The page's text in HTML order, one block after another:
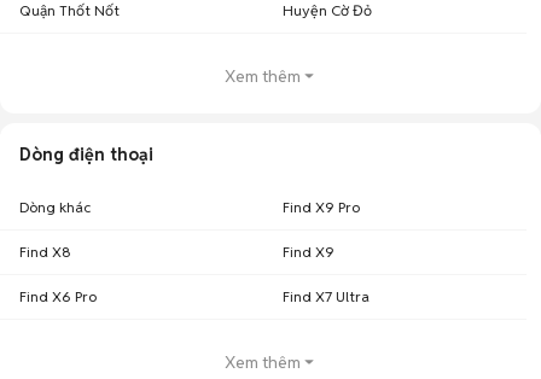
Quận Thốt Nốt Huyện Cờ Đỏ
Xem thêm
Dòng điện thoại
Dòng khác Find X9 Pro
Find X8 Find X9
Find X6 Pro Find X7 Ultra
Xem thêm